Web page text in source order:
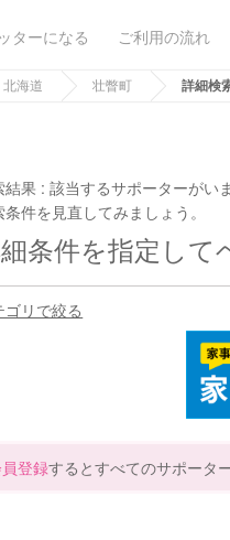
ターになる ご利用の流れ
北海道 壮瞥町 詳細検
結果 :該当するサポーターがい
条件を見直してみましょう。
条件を指定して
ゴリで絞る
登録するとすべてのサポータ